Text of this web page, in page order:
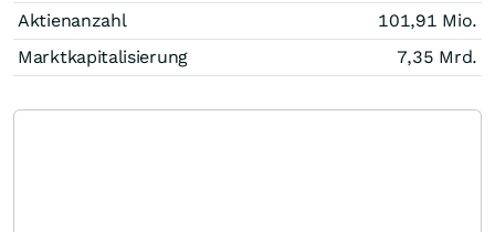
Aktienanzahl
101,91 Mio.
Marktkapitalisierung
7,35 Mrd.